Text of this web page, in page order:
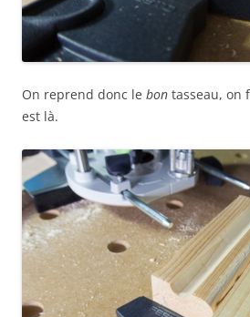
On reprend donc le bon tasseau, on
est là.